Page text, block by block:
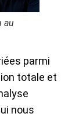
au
parmi
totale et
nous